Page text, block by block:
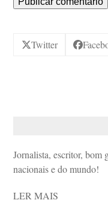
Twitter
Jornalista, escritor, bom
nacionais e do mundo!
LER MAIS